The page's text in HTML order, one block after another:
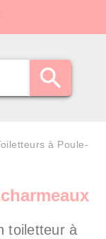
à Poule-
toiletteur à